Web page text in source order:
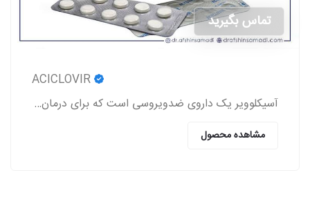
تماس بگیرید
آسیکلوویر یک داروی ضدویروسی است که برای درمان عفونت‌های ناشی از ویروس‌های هرپس (تبخال لب و تناسلی، زونا، آبله‌مرغان) استفاده می‌شود.
مشاهده محصول